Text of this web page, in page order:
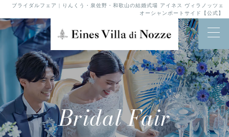
ブライダルフェア | りんくう・泉佐野・和歌山の結婚式場 アイネス ヴィラノッツェ
オーシャンポートサイド【公式】
Bridal Fair